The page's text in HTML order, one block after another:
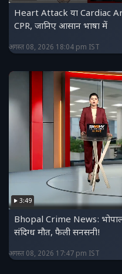
Heart Attack या Cardiac
CPR, जानिए आसान भाषा में
अगस्त 08, 2026 18:04 pm IST
3:49
Bhopal Crime News: भोपाल
संदिग्ध मौत, फैली सनसनी!
अगस्त 08, 2026 17:47 pm IST